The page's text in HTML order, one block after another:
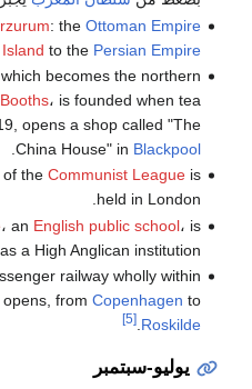
: the Ottoman Empire
to the Persian Empire
becomes the northern
Booths، is founded when tea
opens a shop called "The
China House" in Blackpool
the Communist Leagueis
held in London.
، an English public school، is
a High Anglican institution.
railway wholly within
from Copenhagen to
Roskilde
.
[5]
يوليو-سبتمبر